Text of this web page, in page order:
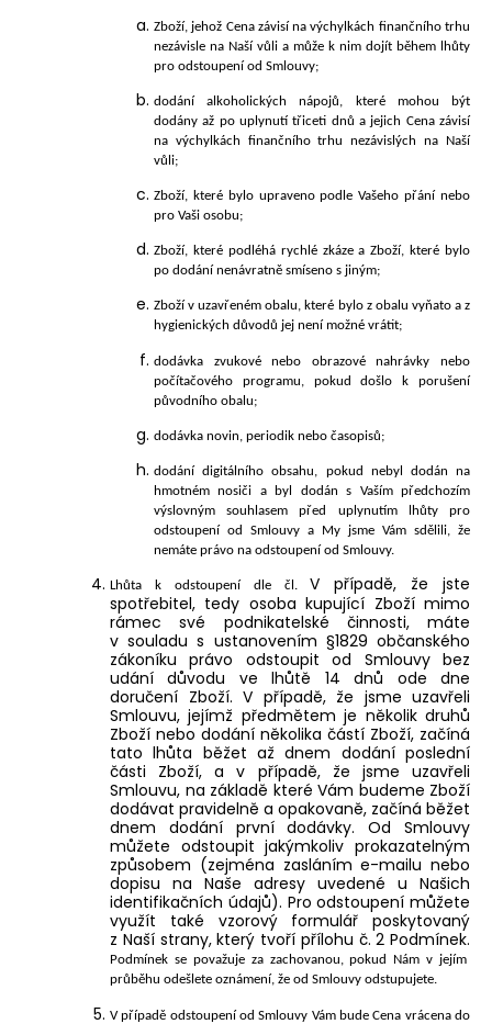
Zboží, jehož Cena závisí na výchylkách finančního trhu
nezávisle na Naší vůli a může k nim dojít během lhůty
pro odstoupení od Smlouvy;
dodání alkoholických nápojů, které mohou být
dodány až po uplynutí třiceti dnů a jejich Cena závisí
na výchylkách finančního trhu nezávislých na Naší
vůli;
Zboží, které bylo upraveno podle Vašeho přání nebo
pro Vaši osobu;
Zboží, které podléhá rychlé zkáze a Zboží, které bylo
po dodání nenávratně smíseno s jiným;
Zboží v uzavřeném obalu, které bylo z obalu vyňato a z
hygienických důvodů jej není možné vrátit;
dodávka zvukové nebo obrazové nahrávky nebo
počítačového programu, pokud došlo k porušení
původního obalu;
dodávka novin, periodik nebo časopisů;
dodání digitálního obsahu, pokud nebyl dodán na
hmotném nosiči a byl dodán s Vaším předchozím
výslovným souhlasem před uplynutím lhůty pro
odstoupení od Smlouvy a My jsme Vám sdělili, že
nemáte právo na odstoupení od Smlouvy.
Lhůta k odstoupení dle čl. V případě, že jste
spotřebitel, tedy osoba kupující Zboží mimo
rámec své podnikatelské činnosti, máte
v souladu s ustanovením §1829 občanského
zákoníku právo odstoupit od Smlouvy bez
udání důvodu ve lhůtě 14 dnů ode dne
doručení Zboží. V případě, že jsme uzavřeli
Smlouvu, jejímž předmětem je několik druhů
Zboží nebo dodání několika částí Zboží, začíná
tato lhůta běžet až dnem dodání poslední
části Zboží, a v případě, že jsme uzavřeli
Smlouvu, na základě které Vám budeme Zboží
dodávat pravidelně a opakovaně, začíná běžet
dnem dodání první dodávky. Od Smlouvy
můžete odstoupit jakýmkoliv prokazatelným
způsobem (zejména zasláním e-mailu nebo
dopisu na Naše adresy uvedené u Našich
identifikačních údajů). Pro odstoupení můžete
využít také vzorový formulář poskytovaný
z Naší strany, který tvoří přílohu č. 2 Podmínek.
Podmínek se považuje za zachovanou, pokud Nám v jejím
průběhu odešlete oznámení, že od Smlouvy odstupujete.
V případě odstoupení od Smlouvy Vám bude Cena vrácena do